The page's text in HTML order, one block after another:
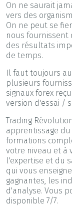
On ne saurait
vers des
On ne peut se
nous
des résultats
de temps.
Il faut toujours
plusieurs
signaux forex
version d'essai /
Trading
apprentissage
formations
votre niveau et à
l'expertise et du
qui vous
gagnantes, les
d'analyse. Vous
disponible 7/7.